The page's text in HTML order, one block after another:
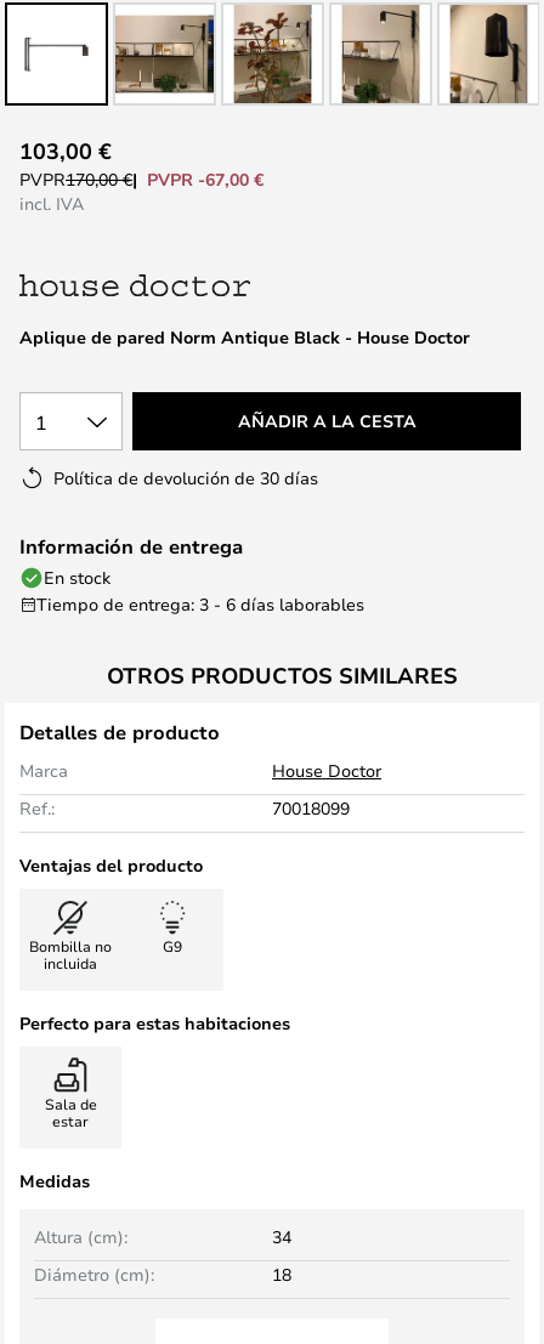
comienzo
galería
imágenes
Aplique de pared Norm Antique Black - House Doctor
103,00 €
PVPR170,00 €
PVPR -67,00 €
incl. IVA
1 AÑADIR A LA CESTA
Política de devolución de 30 días
Información de entrega
En stock
Tiempo de entrega: 3 - 6 días laborables
OTROS PRODUCTOS SIMILARES
Detalles de producto
Marca
House Doctor
Ref.:
70018099
Ventajas del producto
Bombilla no
incluida
G9
Perfecto para estas habitaciones
Sala de
estar
Medidas
Altura (cm):
34
Diámetro (cm):
18